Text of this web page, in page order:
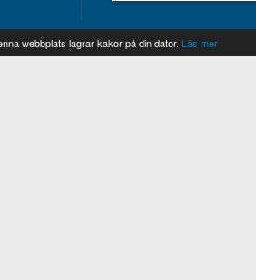
webbplats lagrar kakor på din dator. Läs mer